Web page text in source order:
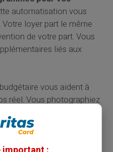
automatisation vous
loyer part le même
de votre part. Vous
liés aux
vous aident à
réel. Vous photographiez
vos achats. Ces
de vos habitudes
rapidement les